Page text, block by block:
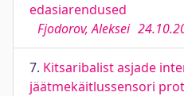
edasiarendused
Fjodorov, Aleksei
7. Kitsaribalist asjade
jäätmekäitlussensori